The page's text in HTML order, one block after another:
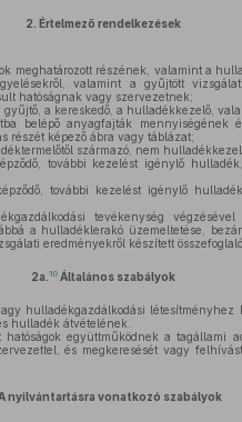
2. Értelmező rendelkezések
meghatározott részének, valamint a
valamint a gyűjtött
hatóságnak vagy szervezetnek;
a kereskedő, a hulladékkezelő,
belépő anyagfajták mennyiségének
részét képező ábra vagy táblázat;
származó, nem
további kezelést igénylő
további kezelést igénylő
tevékenység
a hulladéklerakó üzemeltetése,
eredményekről készített
2a. 10Általános szabályok
hulladékgazdálkodási létesítményhez
hulladék átvételének.
együttműködnek a tagállami
és megkeresését vagy
nyilvántartásra vonatkozó szabályok